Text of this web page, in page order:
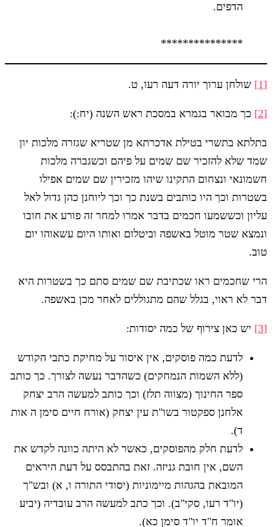
הדפים.
***************
[1] שולחן ערוך יורה דעה רעו, ט.
[2] כך מבואר בגמרא במסכת ראש השנה (יח:):
בתלתא בתשרי בטילת אדכרתא מן שטריא שגזרה מלכות יון
שמד שלא להזכיר שם שמים על פיהם וכשגברה מלכות
חשמונאי ונצחום התקינו שיהו מזכירין שם שמים אפילו
בשטרות וכך היו כותבים בשנת כך וכך ליוחנן כהן גדול לאל
עליון וכששמעו חכמים בדבר אמרו למחר זה פורע את חובו
ונמצא שטר מוטל באשפה וביטלום ואותו היום עשאוהו יום
טוב.
הרי שחכמים ראו שכתיבת שם שמים סתם כך בשטרות היא
דבר לא ראוי, בגלל שהם מתגוללים לאחר מכן באשפה.
[3] יש כאן צירוף של כמה יסודות:
לדעת כמה פוסקים, אין איסור על מחיקת כתבי הקודש
(ללא השמות הנמחקים) כשהדבר נעשה לצורך. כך כותב
ספר החינוך (מצווה תלז) וכך כותב למעשה הרב יצחק
אלחנן ספקטור בשו"ת עין יצחק (אורח חיים סימן ה אות
ד).
לדעת חלק מהפוסקים, כאשר לא היתה כוונה לקדש את
השם, אין חובת גניזה. זאת בהתבסס על דעת היראים
המובאת בהגהות מיימוניות (יסודי התורה ו, א) ובש"ך
(יו"ד רעו, סקי"ב). וכך כתב למעשה הרב עובדיה (יביע
אומר ח"ד יו"ד סימן כא).